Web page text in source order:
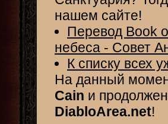
нашем сайте!
Перевод Book
небеса - Совет
К списку всех
На данный
Cain и
DiabloArea.net!